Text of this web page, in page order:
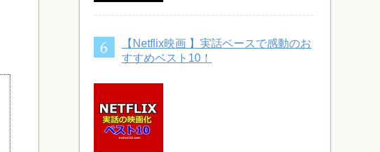
【Netflix映画 】実話ベースで感動のお
すすめベスト10！